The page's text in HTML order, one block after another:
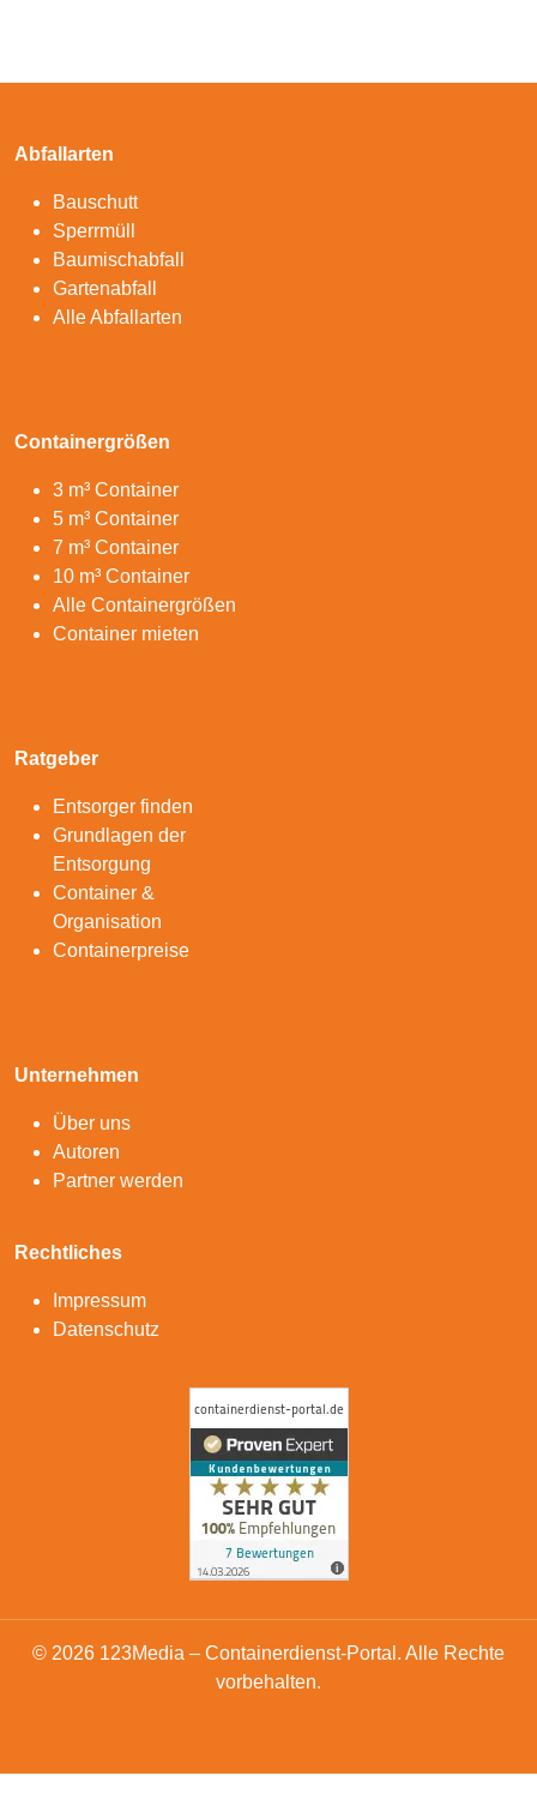
Abfallarten
Bauschutt
Sperrmüll
Baumischabfall
Gartenabfall
Alle Abfallarten
Containergrößen
3 m³ Container
5 m³ Container
7 m³ Container
10 m³ Container
Alle Containergrößen
Container mieten
Ratgeber
Entsorger finden
Grundlagen der
Entsorgung
Container &
Organisation
Containerpreise
Unternehmen
Über uns
Autoren
Partner werden
Rechtliches
Impressum
Datenschutz
© 2026 123Media – Containerdienst-Portal. Alle Rechte
vorbehalten.